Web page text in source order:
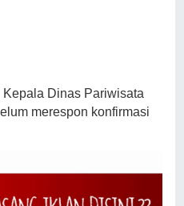
Dinas Pariwisata
merespon konfirmasi